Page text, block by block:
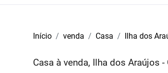
Início venda Casa Ilha dos
Casa à venda, Ilha dos Araújos